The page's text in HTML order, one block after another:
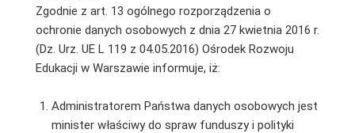
Zgodnie z art. 13 ogólnego rozporządzenia o
ochronie danych osobowych z dnia 27 kwietnia 2016 r.
(Dz. Urz. UE L 119 z 04.05.2016) Ośrodek Rozwoju
Edukacji w Warszawie informuje, iż:
Administratorem Państwa danych osobowych jest
minister właściwy do spraw funduszy i polityki